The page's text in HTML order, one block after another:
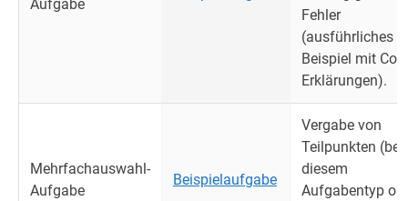
Aufgabe
Fehler
(ausführliches
Beispiel mit
Erklärungen).
Mehrfachauswahl-
Aufgabe
Beispielaufgabe
Vergabe von
Teilpunkten (bei
diesem
Aufgabentyp